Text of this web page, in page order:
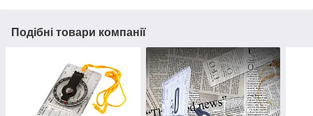
Подібні товари компанії